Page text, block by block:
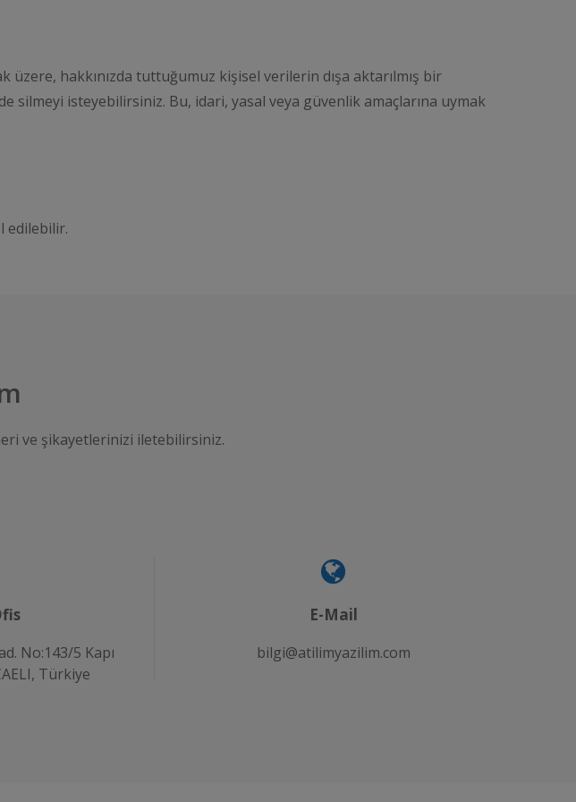
üzere, hakkınızda tuttuğumuz kişisel verilerin dışa aktarılmış bir
silmeyi isteyebilirsiniz. Bu, idari, yasal veya güvenlik amaçlarına uymak
edilebilir.
ve şikayetlerinizi iletebilirsiniz.
No:143/5 Kapı
Türkiye
E-Mail
bilgi@atilimyazilim.com